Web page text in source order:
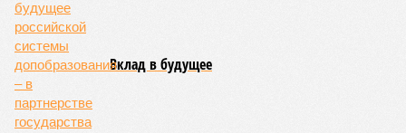
из ключевых авторов исследования, научный сотрудник
Центра био- и медицинских технологий Сколтеха и
научный сотрудник Института искусственного интеллекта
(AIRI).
Интересно, что некоторые ткани нашего организма более
устойчивы к соматическим мутациям, чем другие. В